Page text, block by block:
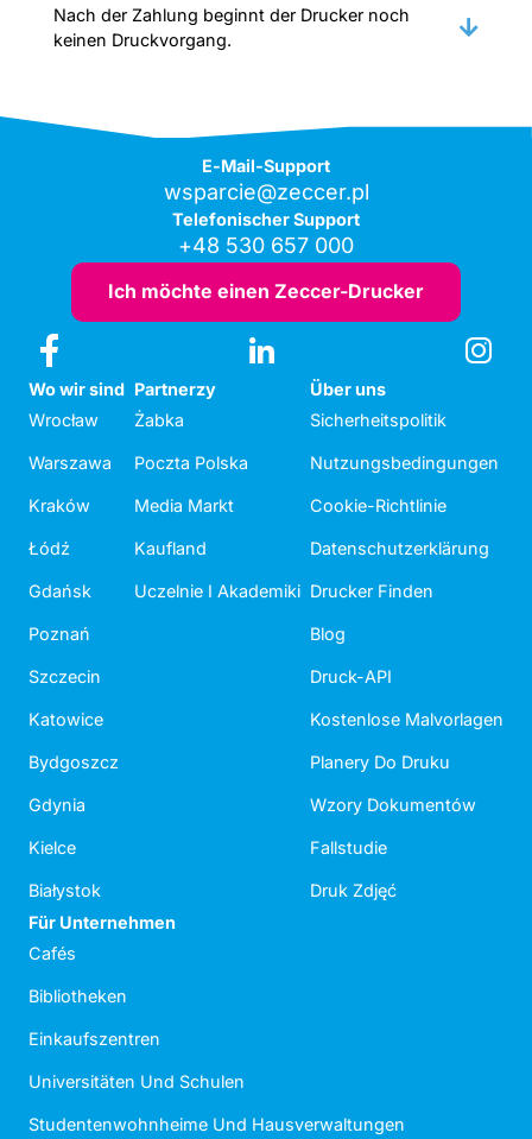
Nach der Zahlung beginnt der Drucker noch
keinen Druckvorgang.
E-Mail-Support
wsparcie@zeccer.pl
Telefonischer Support
+48 530 657 000
Ich möchte einen Zeccer-Drucker
Wo wir sind
Wrocław
Warszawa
Kraków
Łódź
Gdańsk
Poznań
Szczecin
Katowice
Bydgoszcz
Gdynia
Kielce
Białystok
Partnerzy
Żabka
Poczta Polska
Media Markt
Kaufland
Uczelnie I Akademiki
Über uns
Sicherheitspolitik
Nutzungsbedingungen
Cookie-Richtlinie
Datenschutzerklärung
Drucker Finden
Blog
Druck-API
Kostenlose Malvorlagen
Planery Do Druku
Wzory Dokumentów
Fallstudie
Druk Zdjęć
Für Unternehmen
Cafés
Bibliotheken
Einkaufszentren
Universitäten Und Schulen
Studentenwohnheime Und Hausverwaltungen